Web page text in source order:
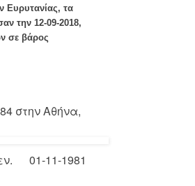
Ευρυτανίας, τα
την 12-09-2018,
σε βάρος
στην Αθήνα,
01-11-1981